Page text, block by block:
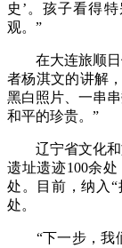
史’。孩子看得
观。”
在大连旅顺日
者杨淇文的讲解
黑白照片、一串
和平的珍贵。”
辽宁省文化和
遗址遗迹100余
处。目前，纳入
处。
“下一步，我们